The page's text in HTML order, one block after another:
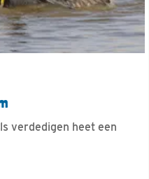
verdedigen heet een